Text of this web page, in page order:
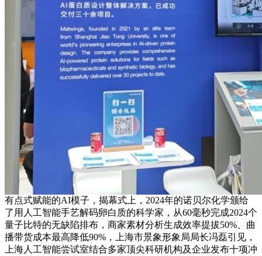
有点式赋能的AI模子，揭幕式上，2024年的诺贝尔化学颁给
了用人工智能手艺解码卵白质的科学家，从60毫秒完成2024个
量子比特的无缺陷排布，商家素材分析生成效率提拔50%、曲
播带货成本最高降低90%，上海市景象形象局局长冯磊引见，
上海人工智能尝试室结合多家顶尖科研机构及企业发布十项冲